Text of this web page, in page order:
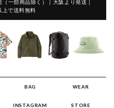
一部商品除く）｜大阪より発送｜
上で送料無料
BAG WEAR
INSTAGRAM STORE